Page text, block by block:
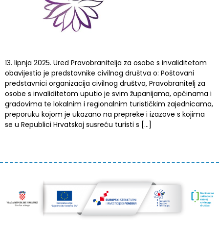
13. lipnja 2025. Ured Pravobranitelja za osobe s invaliditetom
obavijestio je predstavnike civilnog društva o: Poštovani
predstavnici organizacija civilnog društva, Pravobranitelj za
osobe s invaliditetom uputio je svim županijama, općinama i
gradovima te lokalnim i regionalnim turističkim zajednicama,
preporuku kojom je ukazano na prepreke i izazove s kojima
se u Republici Hrvatskoj susreću turisti s […]